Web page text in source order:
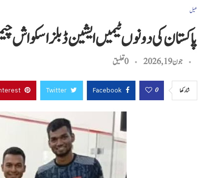
کھیل
پاکستان کی دونوں ٹیمیں ایشین ڈبلز
جون 19, 2026 0 تعليق
شاركها 0
Facebook
Twitter